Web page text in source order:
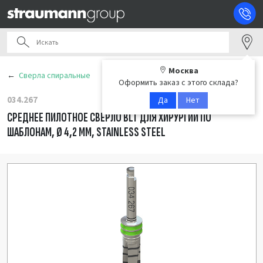
Москва
Оформить заказ с этого склада?
Да
Нет
Сверла спиральные
034.267
СРЕДНЕЕ ПИЛОТНОЕ СВЕРЛО BLT ДЛЯ ХИРУРГИИ ПО
ШАБЛОНАМ, Ø 4,2 ММ, STAINLESS STEEL